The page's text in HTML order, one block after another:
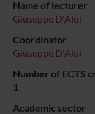
Name of lecturer
Giuseppe D'Aloi
Coordinator
Giuseppe D'Aloi
Number of ECTS
1
Academic sector